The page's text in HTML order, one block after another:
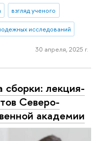
взгляд ученого
исследований
30 апреля, 2025 г.
сборки: лекция-
Северо-
академии